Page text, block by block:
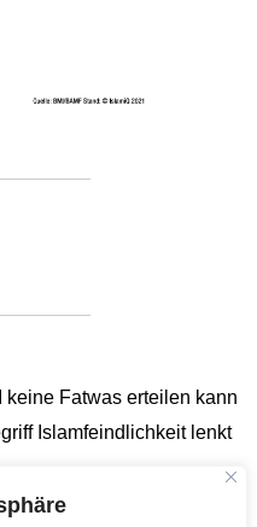
keine Fatwas erteilen kann
Islamfeindlichkeit lenkt